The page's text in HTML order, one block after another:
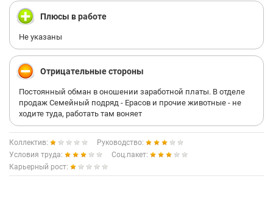
Плюсы в работе
Не указаны
Отрицательные стороны
Постоянный обман в оношении заработной платы. В отделе
продаж Семейный подряд - Ерасов и прочие животные - не
ходите туда, работать там воняет
Коллектив:
Руководство:
Условия труда:
Соц.пакет:
Карьерный рост: